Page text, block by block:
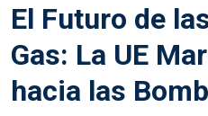
El Futuro de
Gas: La UE
hacia las